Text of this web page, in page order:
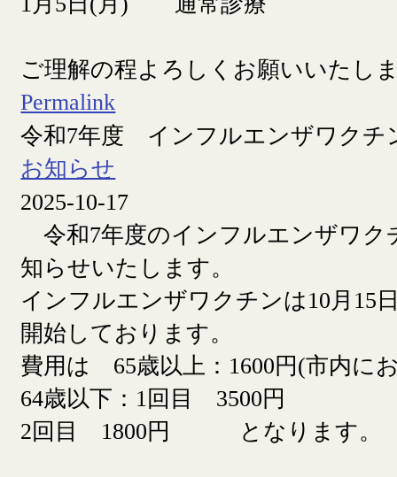
ご理解の程よろしくお願いいたし
Permalink
令和7年度 インフルエンザワクチ
お知らせ
2025-10-17
令和7年度のインフルエンザワク
知らせいたします。
インフルエンザワクチンは10月15
開始しております。
費用は 65歳以上：1600円(市内に
64歳以下：1回目 3500円
2回目 1800円 となります。